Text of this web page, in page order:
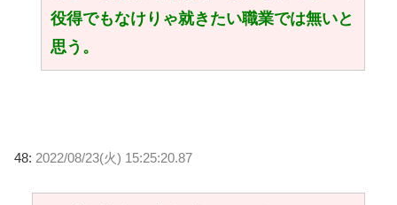
役得でもなけりゃ就きたい職業では無いと
思う。
48: 2022/08/23(火) 15:25:20.87